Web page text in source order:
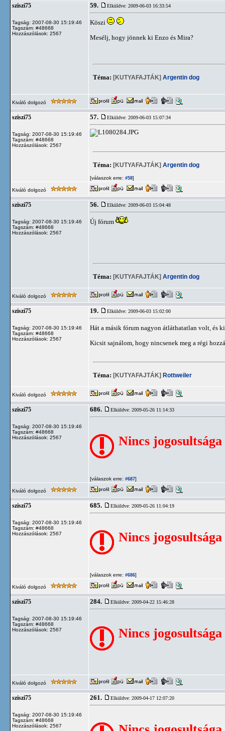
sziszi75
Tagság: 2007-08-30 15:19:46
Tagszám: #48668
Hozzászólások: 2567
59. Elküldve: 2009-06-03 16:33:54
Köszi
Mesélj, hogy jönnek ki Enzo és Mira?
Téma: [KUTYAFAJTÁK] Argentin dog
Kiváló dolgozó
sziszi75
Tagság: 2007-08-30 15:19:46
Tagszám: #48668
Hozzászólások: 2567
57. Elküldve: 2009-06-03 15:07:34
Téma: [KUTYAFAJTÁK] Argentin dog
[válaszok erre: #58]
Kiváló dolgozó
sziszi75
Tagság: 2007-08-30 15:19:46
Tagszám: #48668
Hozzászólások: 2567
56. Elküldve: 2009-06-03 15:04:48
Új fórum
Téma: [KUTYAFAJTÁK] Argentin dog
Kiváló dolgozó
sziszi75
Tagság: 2007-08-30 15:19:46
Tagszám: #48668
Hozzászólások: 2567
19. Elküldve: 2009-06-03 15:02:00
Hát a másik fórum nagyon átláthatatlan volt, és
Kicsit sajnálom, hogy nincsenek meg a régi
Téma: [KUTYAFAJTÁK] Rottweiler
Kiváló dolgozó
sziszi75
Tagság: 2007-08-30 15:19:46
Tagszám: #48668
Hozzászólások: 2567
686. Elküldve: 2009-05-26 11:14:33
Nincs
[válaszok erre: #687]
Kiváló dolgozó
sziszi75
Tagság: 2007-08-30 15:19:46
Tagszám: #48668
Hozzászólások: 2567
685. Elküldve: 2009-05-26 11:04:19
Nincs
[válaszok erre: #686]
Kiváló dolgozó
sziszi75
Tagság: 2007-08-30 15:19:46
Tagszám: #48668
Hozzászólások: 2567
284. Elküldve: 2009-04-22 15:46:28
Nincs
Kiváló dolgozó
sziszi75
Tagság: 2007-08-30 15:19:46
Tagszám: #48668
Hozzászólások: 2567
261. Elküldve: 2009-04-17 12:07:20